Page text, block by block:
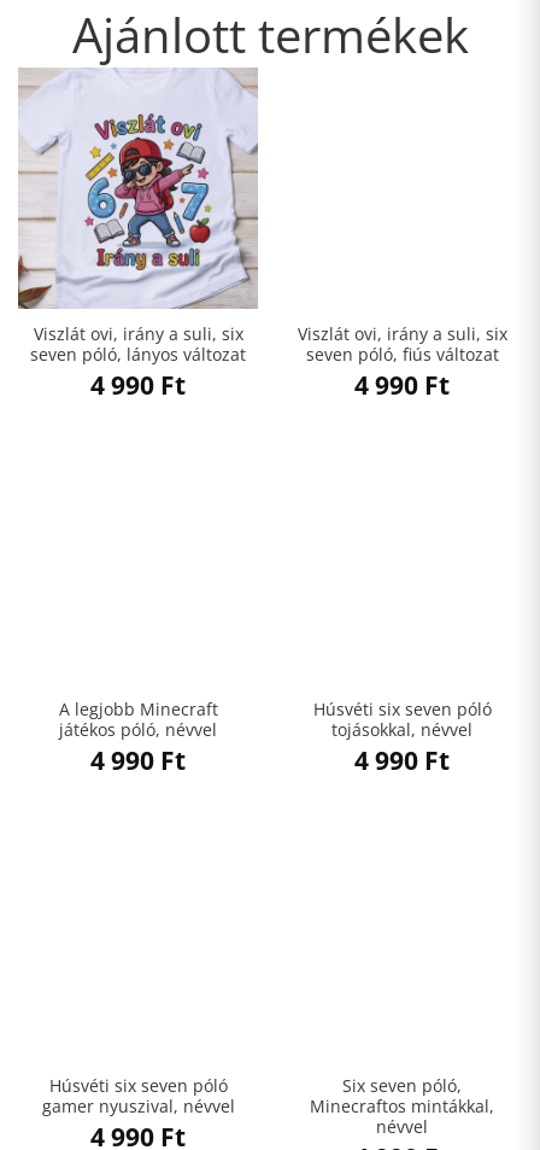
Ajánlott termékek
Viszlát ovi, irány a suli, six
seven póló, lányos változat
4 990 Ft
Viszlát ovi, irány a suli, six
seven póló, fiús változat
4 990 Ft
A legjobb Minecraft
játékos póló, névvel
4 990 Ft
Húsvéti six seven póló
tojásokkal, névvel
4 990 Ft
Húsvéti six seven póló
gamer nyuszival, névvel
4 990 Ft
Six seven póló,
Minecraftos mintákkal,
névvel